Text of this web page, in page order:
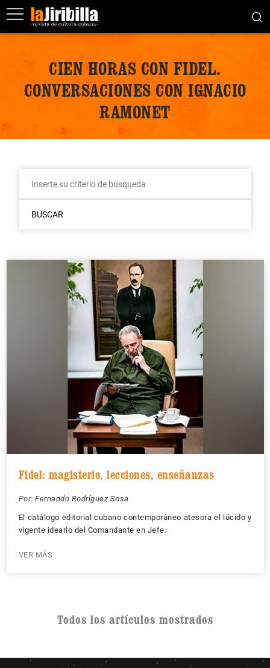
CIEN HORAS CON FIDEL.
CONVERSACIONES CON IGNACIO
RAMONET
BUSCAR
Fidel: magisterio, lecciones, enseñanzas
Por: Fernando Rodríguez Sosa
El catálogo editorial cubano contemporáneo atesora el lúcido y
vigente ideario del Comandante en Jefe.
VER MÁS
Todos los artículos mostrados